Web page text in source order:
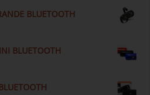
BLUETOOTH
BLUETOOTH